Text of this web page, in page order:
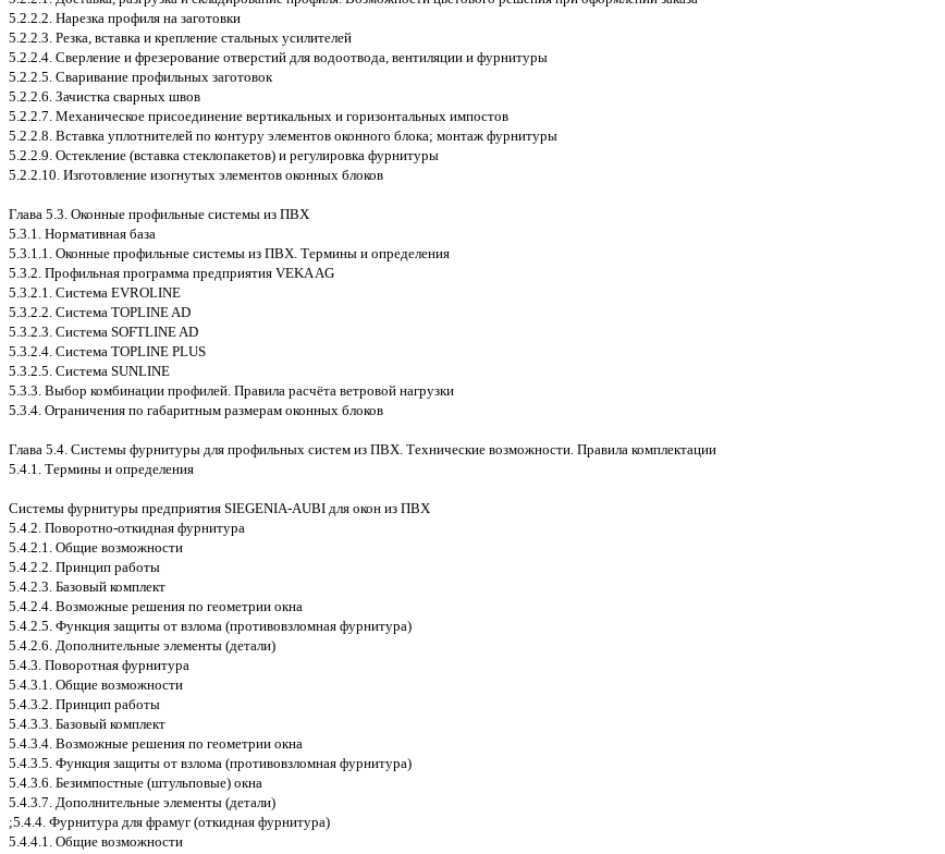
5.2.2.2. Нарезка профиля на заготовки
5.2.2.3. Резка, вставка и крепление стальных усилителей
5.2.2.4. Сверление и фрезерование отверстий для водоотвода, вентиляции и фурнитуры
5.2.2.5. Сваривание профильных заготовок
5.2.2.6. Зачистка сварных швов
5.2.2.7. Механическое присоединение вертикальных и горизонтальных импостов
5.2.2.8. Вставка уплотнителей по контуру элементов оконного блока; монтаж фурнитуры
5.2.2.9. Остекление (вставка стеклопакетов) и регулировка фурнитуры
5.2.2.10. Изготовление изогнутых элементов оконных блоков
Глава 5.3. Оконные профильные системы из ПВХ
5.3.1. Нормативная база
5.3.1.1. Оконные профильные системы из ПВХ. Термины и определения
5.3.2. Профильная программа предприятия VEKA AG
5.3.2.1. Система EVROLINE
5.3.2.2. Система TOPLINE AD
5.3.2.3. Система SOFTLINE AD
5.3.2.4. Система TOPLINE PLUS
5.3.2.5. Система SUNLINE
5.3.3. Выбор комбинации профилей. Правила расчёта ветровой нагрузки
5.3.4. Ограничения по габаритным размерам оконных блоков
Глава 5.4. Системы фурнитуры для профильных систем из ПВХ. Технические возможности. Правила комплектации
5.4.1. Термины и определения
Системы фурнитуры предприятия SIEGENIA-AUBI для окон из ПВХ
5.4.2. Поворотно-откидная фурнитура
5.4.2.1. Общие возможности
5.4.2.2. Принцип работы
5.4.2.3. Базовый комплект
5.4.2.4. Возможные решения по геометрии окна
5.4.2.5. Функция защиты от взлома (противовзломная фурнитура)
5.4.2.6. Дополнительные элементы (детали)
5.4.3. Поворотная фурнитура
5.4.3.1. Общие возможности
5.4.3.2. Принцип работы
5.4.3.3. Базовый комплект
5.4.3.4. Возможные решения по геометрии окна
5.4.3.5. Функция защиты от взлома (противовзломная фурнитура)
5.4.3.6. Безимпостные (штульповые) окна
5.4.3.7. Дополнительные элементы (детали)
;5.4.4. Фурнитура для фрамуг (откидная фурнитура)
5.4.4.1. Общие возможности